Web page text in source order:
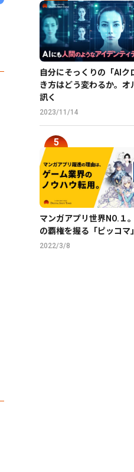
自分にそっくりの「AIク
き方はどう変わるか。オ
訊く
2023/11/14
マンガアプリ世界NO.１
の覇権を握る「ピッコマ
2022/3/8